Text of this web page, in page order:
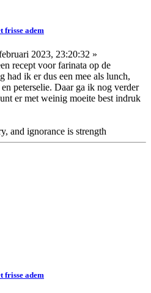
frisse adem
2023, 23:20:32 »
recept voor farinata op de
had ik er dus een mee als lunch,
peterselie. Daar ga ik nog verder
er met weinig moeite best indruk
and ignorance is strength
frisse adem